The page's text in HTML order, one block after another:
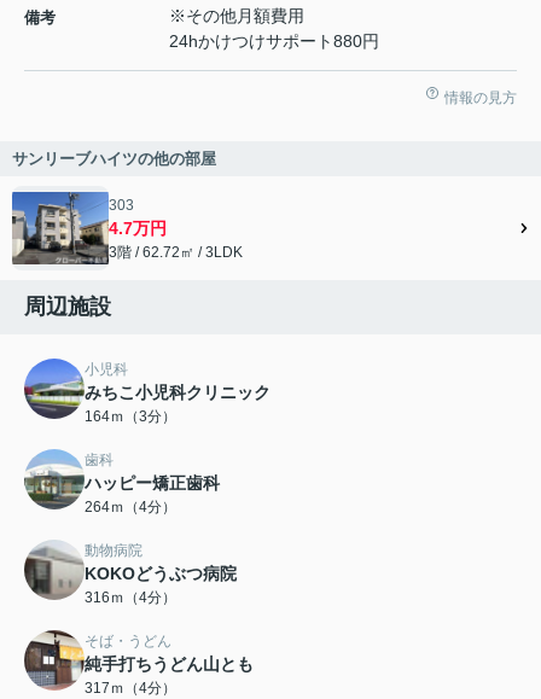
備考
※その他月額費用
24hかけつけサポート880円
情報の見方
サンリーブハイツの他の部屋
303
4.7万円
3階 / 62.72㎡ / 3LDK
周辺施設
小児科
みちこ小児科クリニック
164ｍ（3分）
歯科
ハッピー矯正歯科
264ｍ（4分）
動物病院
KOKOどうぶつ病院
316ｍ（4分）
そば・うどん
純手打ちうどん山とも
317ｍ（4分）